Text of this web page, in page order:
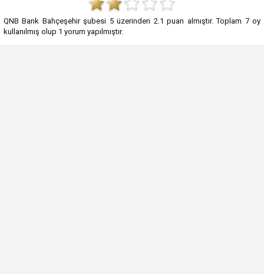
QNB Bank Bahçeşehir şubesi 5üzerinden 2.1 puan almıştır. Toplam 7oy
kullanılmış olup 1 yorum yapılmıştır.